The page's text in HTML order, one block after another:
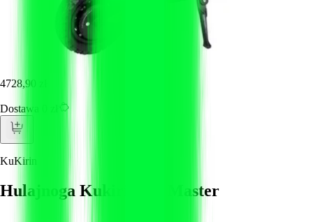
4728,90 zł
Dostawa 0 zł
KuKirin
Hulajnoga Kukirin G2 Master